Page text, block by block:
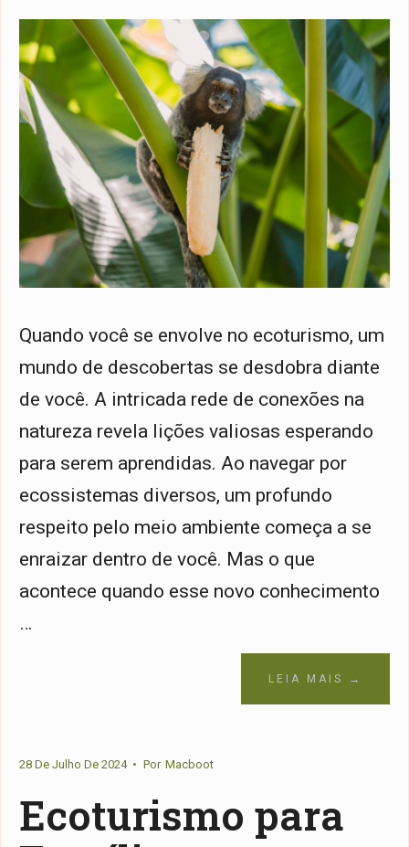
Quando você se envolve no ecoturismo, um
mundo de descobertas se desdobra diante
de você. A intricada rede de conexões na
natureza revela lições valiosas esperando
para serem aprendidas. Ao navegar por
ecossistemas diversos, um profundo
respeito pelo meio ambiente começa a se
enraizar dentro de você. Mas o que
acontece quando esse novo conhecimento
…
LEIA MAIS →
28 De Julho De 2024 • Por Macboot
Ecoturismo para